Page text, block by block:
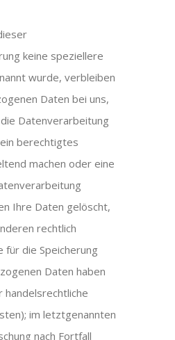
keine speziellere
wurde, verbleiben
Daten bei uns,
Datenverarbeitung
berechtigtes
machen oder eine
Ihre Daten gelöscht,
rechtlich
für die Speicherung
Daten haben
im letztgenannten
nach Fortfall